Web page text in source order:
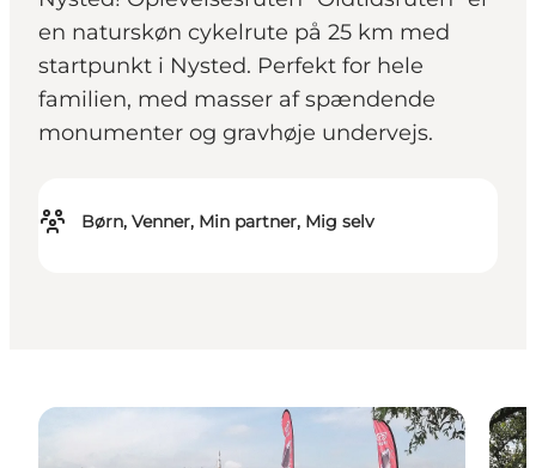
en naturskøn cykelrute på 25 km med
startpunkt i Nysted. Perfekt for hele
familien, med masser af spændende
monumenter og gravhøje undervejs.
Børn, Venner, Min partner, Mig selv